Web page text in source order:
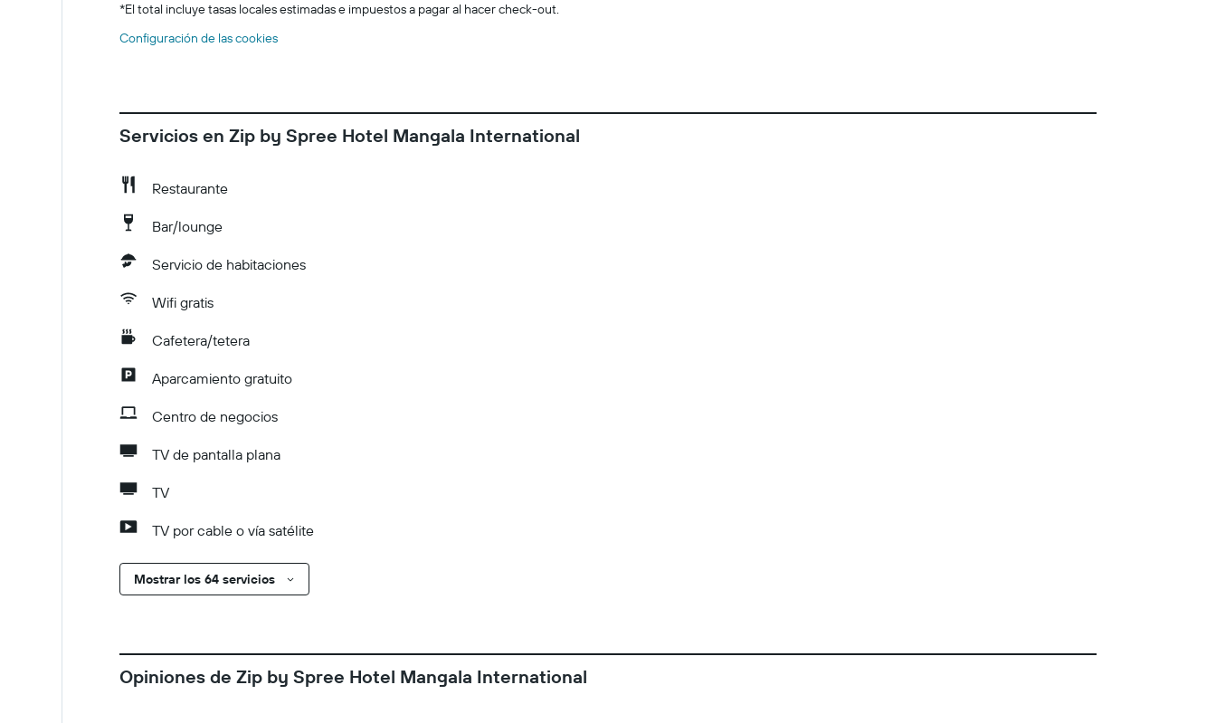
*El total incluye tasas locales estimadas e impuestos a pagar al hacer check-out.
Configuración de las cookies
Servicios en Zip by Spree Hotel Mangala International
Restaurante
Bar/lounge
Servicio de habitaciones
Wifi gratis
Cafetera/tetera
Aparcamiento gratuito
Centro de negocios
TV de pantalla plana
TV
TV por cable o vía satélite
Mostrar los 64 servicios
Opiniones de Zip by Spree Hotel Mangala International